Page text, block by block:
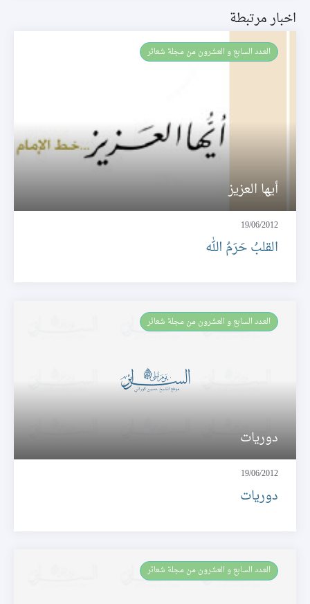
اخبار مرتبطة
العـدد السابع و العشرون من مجلة شعائر
أيها العزيز
19/06/2012
القلبُ حَرَمُ الله
العـدد السابع و العشرون من مجلة شعائر
دوريات
19/06/2012
دوريات
العـدد السابع و العشرون من مجلة شعائر